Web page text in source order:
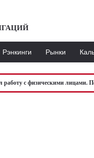
Рэнкинги Рынки
работу с физическими лицами.